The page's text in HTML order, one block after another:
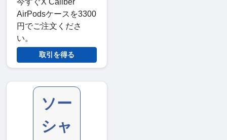
今すぐX Caliber
AirPodsケースを3300
円でご注文くださ
い。
取引を得る
ソー
シャ